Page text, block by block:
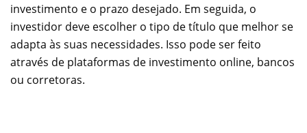
investimento e o prazo desejado. Em seguida, o
investidor deve escolher o tipo de título que melhor se
adapta às suas necessidades. Isso pode ser feito
através de plataformas de investimento online, bancos
ou corretoras.